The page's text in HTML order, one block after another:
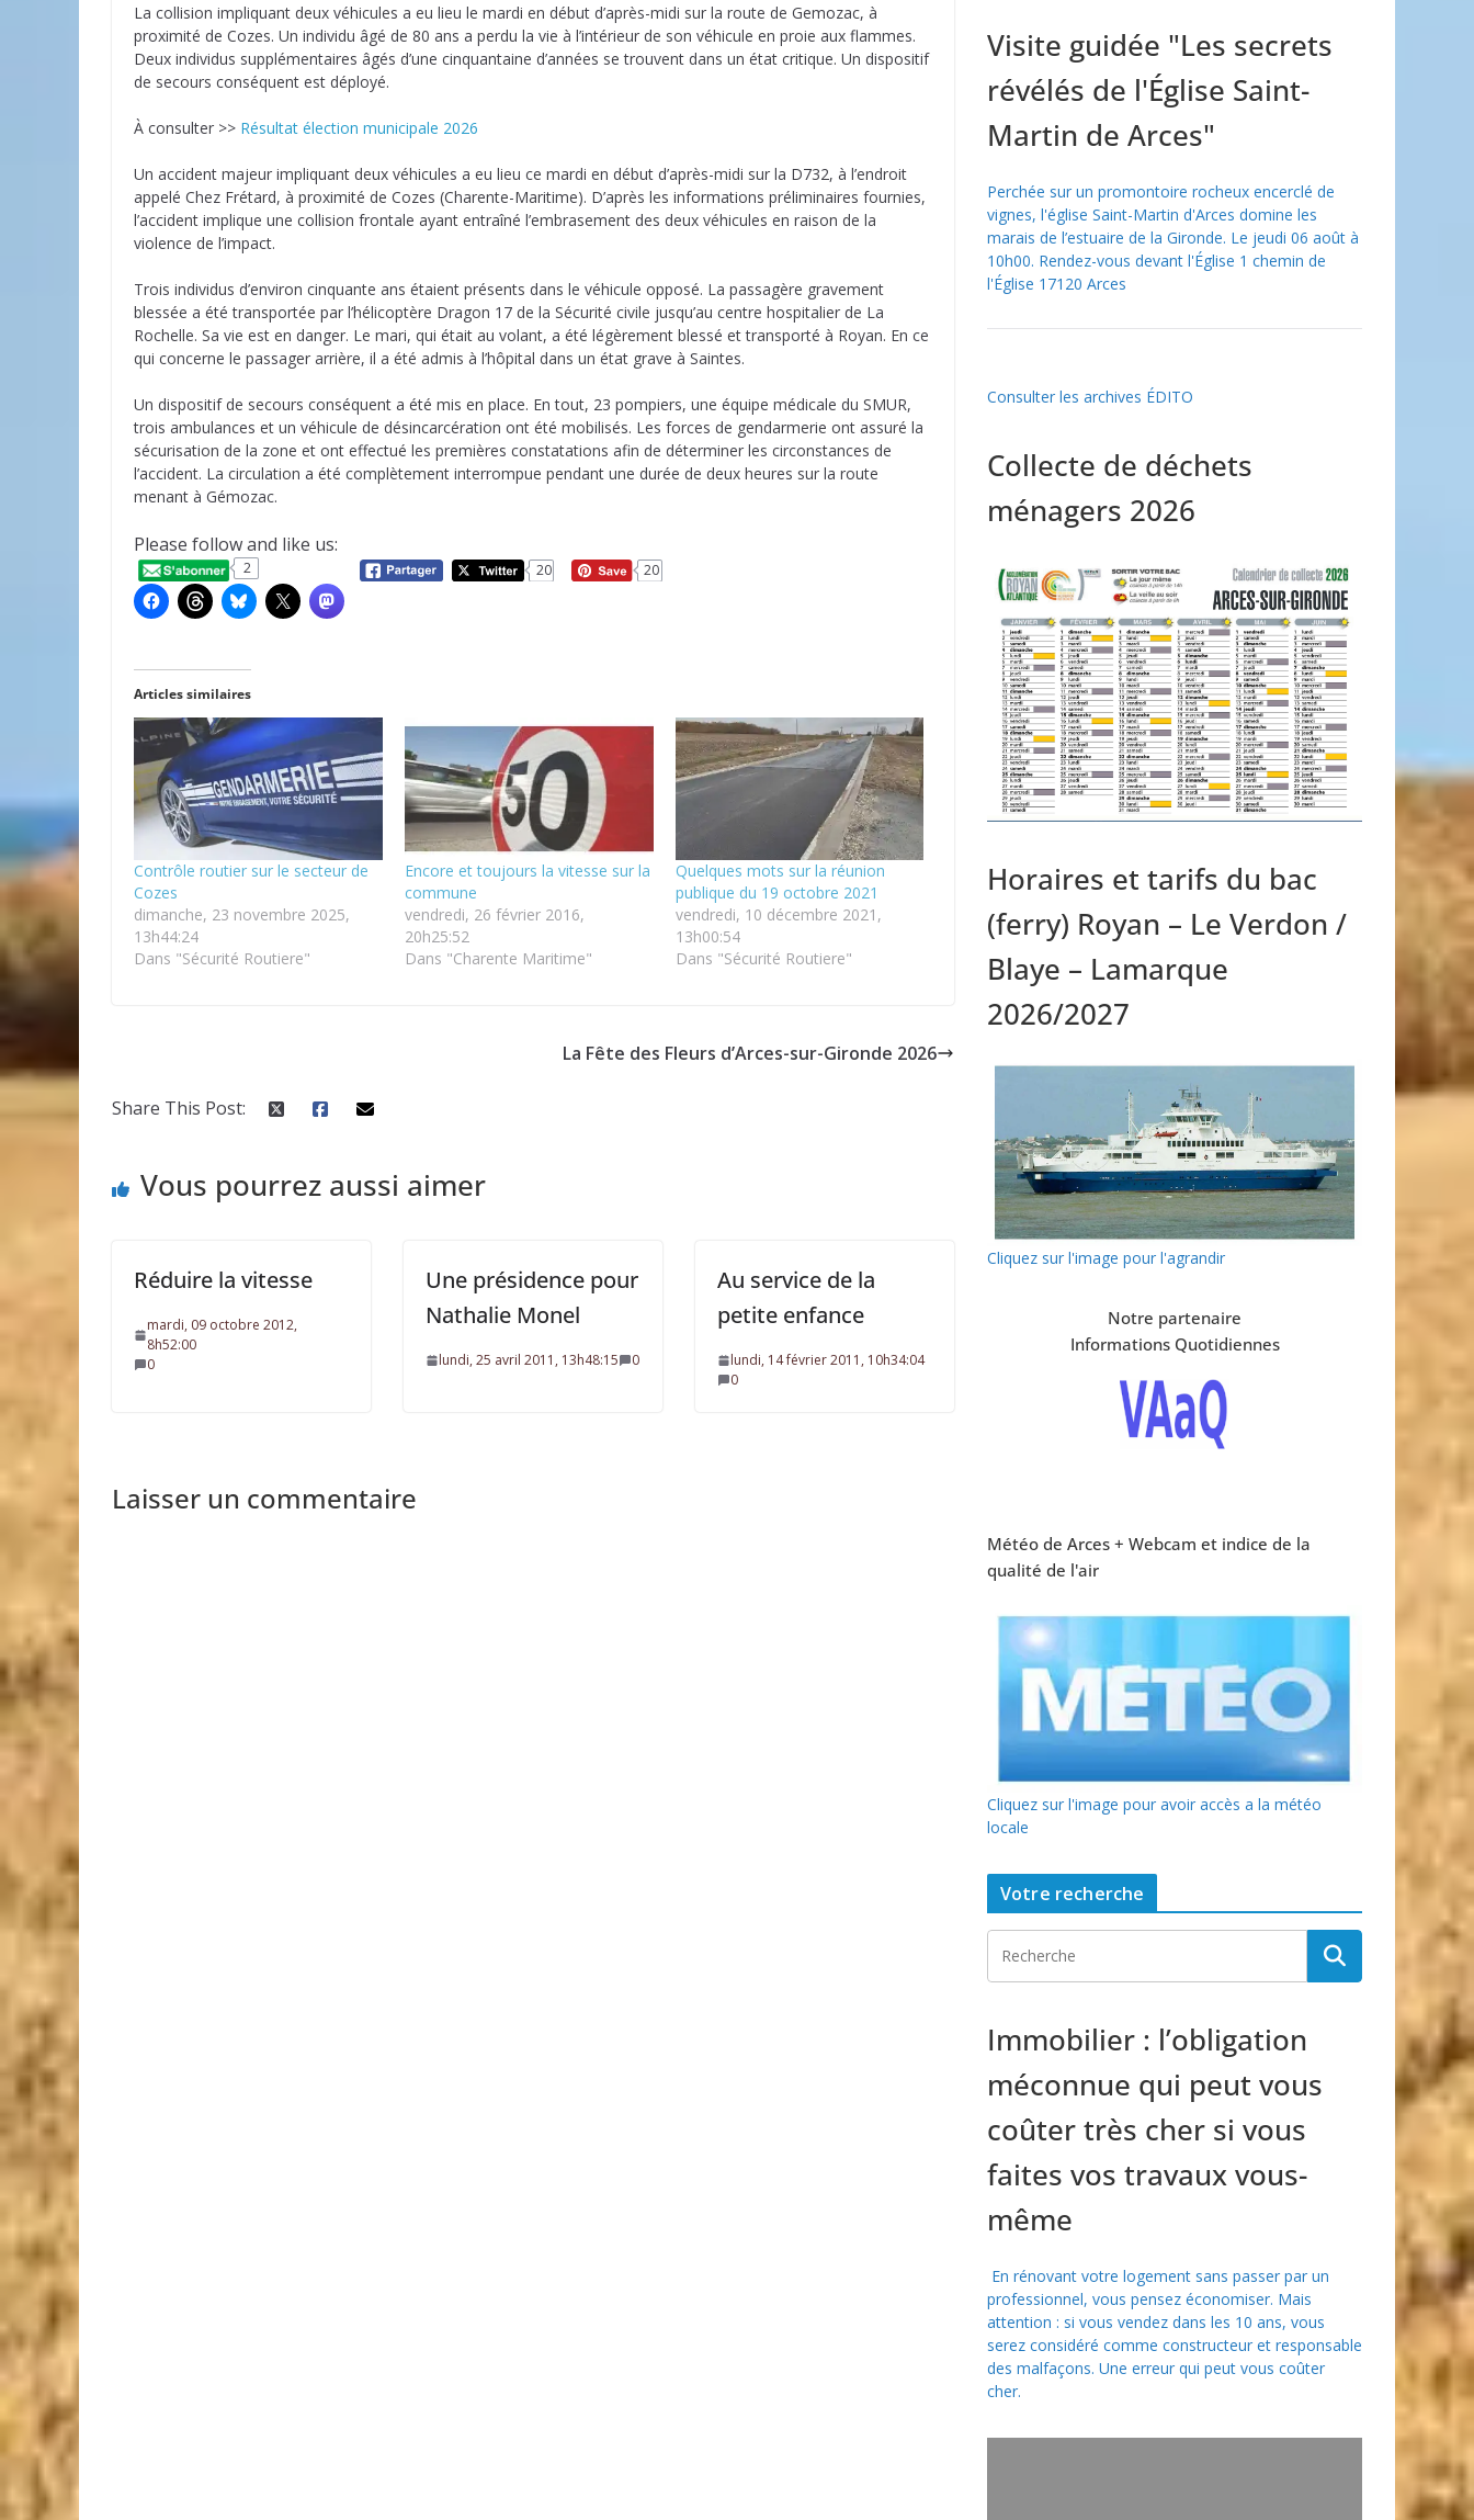
La collision impliquant deux véhicules a eu lieu le mardi en début d’après-midi sur la route de Gemozac, à
proximité de Cozes. Un individu âgé de 80 ans a perdu la vie à l’intérieur de son véhicule en proie aux flammes.
Deux individus supplémentaires âgés d’une cinquantaine d’années se trouvent dans un état critique. Un dispositif
de secours conséquent est déployé.
À consulter >> Résultat élection municipale 2026
Un accident majeur impliquant deux véhicules a eu lieu ce mardi en début d’après-midi sur la D732, à l’endroit
appelé Chez Frétard, à proximité de Cozes (Charente-Maritime). D’après les informations préliminaires fournies,
l’accident implique une collision frontale ayant entraîné l’embrasement des deux véhicules en raison de la
violence de l’impact.
Trois individus d’environ cinquante ans étaient présents dans le véhicule opposé. La passagère gravement
blessée a été transportée par l’hélicoptère Dragon 17 de la Sécurité civile jusqu’au centre hospitalier de La
Rochelle. Sa vie est en danger. Le mari, qui était au volant, a été légèrement blessé et transporté à Royan. En ce
qui concerne le passager arrière, il a été admis à l’hôpital dans un état grave à Saintes.
Un dispositif de secours conséquent a été mis en place. En tout, 23 pompiers, une équipe médicale du SMUR,
trois ambulances et un véhicule de désincarcération ont été mobilisés. Les forces de gendarmerie ont assuré la
sécurisation de la zone et ont effectué les premières constatations afin de déterminer les circonstances de
l’accident. La circulation a été complètement interrompue pendant une durée de deux heures sur la route
menant à Gémozac.
Please follow and like us:
2 20 20
Articles similaires
Contrôle routier sur le secteur de
Cozes
dimanche, 23 novembre 2025,
13h44:24
Dans "Sécurité Routiere"
Encore et toujours la vitesse sur la
commune
vendredi, 26 février 2016,
20h25:52
Dans "Charente Maritime"
Quelques mots sur la réunion
publique du 19 octobre 2021
vendredi, 10 décembre 2021,
13h00:54
Dans "Sécurité Routiere"
La Fête des Fleurs d’Arces-sur-Gironde 2026
Share This Post:
Vous pourrez aussi aimer
Réduire la vitesse
mardi, 09 octobre 2012,
8h52:00
0
Une présidence pour
Nathalie Monel
lundi, 25 avril 2011, 13h48:15 0
Au service de la
petite enfance
lundi, 14 février 2011, 10h34:04
0
Laisser un commentaire
Visite guidée "Les secrets
révélés de l'Église Saint-
Martin de Arces"
Perchée sur un promontoire rocheux encerclé de
vignes, l'église Saint-Martin d'Arces domine les
marais de l’estuaire de la Gironde. Le jeudi 06 août à
10h00. Rendez-vous devant l'Église 1 chemin de
l'Église 17120 Arces
Consulter les archives ÉDITO
Collecte de déchets
ménagers 2026
Horaires et tarifs du bac
(ferry) Royan – Le Verdon /
Blaye – Lamarque
2026/2027
Cliquez sur l'image pour l'agrandir
Notre partenaire
Informations Quotidiennes
Météo de Arces + Webcam et indice de la
qualité de l'air
Cliquez sur l'image pour avoir accès a la météo
locale
Votre recherche
Immobilier : l’obligation
méconnue qui peut vous
coûter très cher si vous
faites vos travaux vous-
même
En rénovant votre logement sans passer par un
professionnel, vous pensez économiser. Mais
attention : si vous vendez dans les 10 ans, vous
serez considéré comme constructeur et responsable
des malfaçons. Une erreur qui peut vous coûter
cher.